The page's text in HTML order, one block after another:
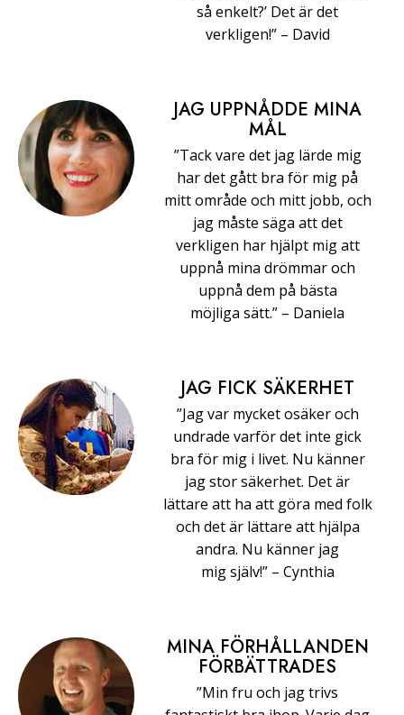
så enkelt?’ Det är det
verkligen!” –⁠ ⁠David
JAG UPPNÅDDE MINA
MÅL
”Tack vare det jag lärde mig
har det gått bra för mig på
mitt område och mitt jobb, och
jag måste säga att det
verkligen har hjälpt mig att
uppnå mina drömmar och
uppnå dem på bästa
möjliga sätt.” –⁠ ⁠Daniela
JAG FICK SÄKERHET
”Jag var mycket osäker och
undrade varför det inte gick
bra för mig i livet. Nu känner
jag stor säkerhet. Det är
lättare att ha att göra med folk
och det är lättare att hjälpa
andra. Nu känner jag
mig själv!” –⁠ ⁠Cynthia
MINA FÖRHÅLLANDEN
FÖRBÄTTRADES
”Min fru och jag trivs